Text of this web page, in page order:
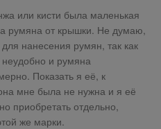
или кисти была маленькая
румяна от крышки. Не думаю,
нанесения румян, так как
и румяна
Показать я её, к
мне была не нужна и я её
приобретать отдельно,
же марки.